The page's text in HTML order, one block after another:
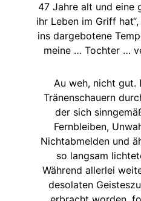
47 Jahre alt und eine
ihr Leben im Griff
ins dargebotene
meine … Tochter …
Au weh, nicht gut.
Tränenschauern
der sich
Fernbleiben,
Nichtabmelden und
so langsam
Während allerlei
desolaten